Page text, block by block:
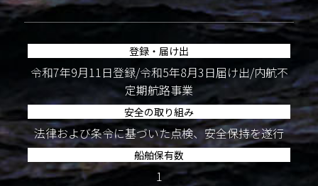
登録・届け出
令和7年9月11日登録/令和5年8月3日届け出/内航不
定期航路事業
安全の取り組み
法律および条令に基づいた点検、安全保持を遂行
船舶保有数
1